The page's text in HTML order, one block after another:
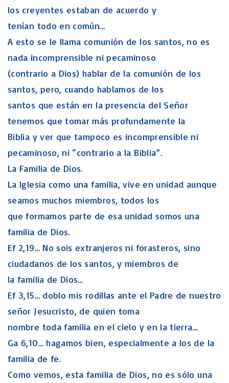
los creyentes estaban de acuerdo y
tenían todo en común…
A esto se le llama comunión de los santos, no es
nada incomprensible ni pecaminoso
(contrario a Dios) hablar de la comunión de los
santos, pero, cuando hablamos de los
santos que están en la presencia del Señor
tenemos que tomar más profundamente la
Biblia y ver que tampoco es incomprensible ni
pecaminoso, ni “contrario a la Biblia”.
La Familia de Dios.
La Iglesia como una familia, vive en unidad aunque
seamos muchos miembros, todos los
que formamos parte de esa unidad somos una
familia de Dios.
Ef 2,19… No sois extranjeros ni forasteros, sino
ciudadanos de los santos, y miembros de
la familia de Dios…
Ef 3,15… doblo mis rodillas ante el Padre de nuestro
señor Jesucristo, de quien toma
nombre toda familia en el cielo y en la tierra…
Ga 6,10… hagamos bien, especialmente a los de la
familia de fe.
Como vemos, esta familia de Dios, no es sólo una